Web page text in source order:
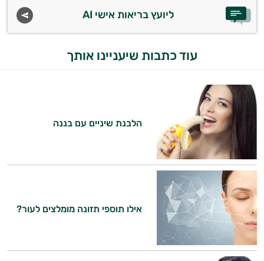
ליועץ בריאות אישי AI
עוד כתבות שיעניינו אותך
הלבנת שיניים עם בננה
אילו תוספי תזונה מומלצים לעור?